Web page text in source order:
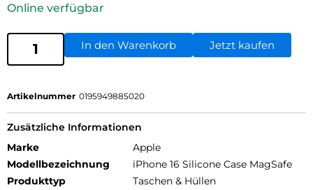
Online verfügbar
In den Warenkorb Jetzt kaufen
Artikelnummer 0195949885020
Zusätzliche Informationen
Marke
Apple
Modellbezeichnung
iPhone 16 Silicone Case MagSafe
Produkttyp
Taschen & Hüllen